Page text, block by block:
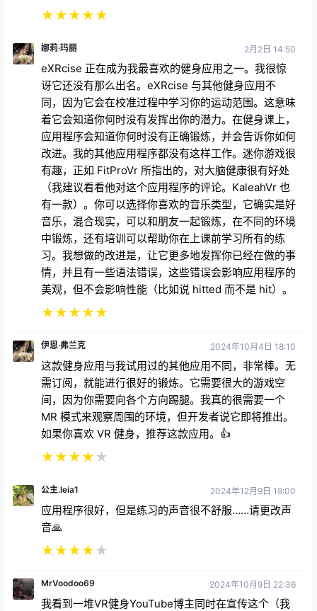
★★★★★
娜莉·玛丽 2月2日 14:50
eXRcise 正在成为我最喜欢的健身应用之一。我很惊
讶它还没有那么出名。eXRcise 与其他健身应用不
同，因为它会在校准过程中学习你的运动范围。这意味
着它会知道你何时没有发挥出你的潜力。在健身课上，
应用程序会知道你何时没有正确锻炼，并会告诉你如何
改进。我的其他应用程序都没有这样工作。迷你游戏很
有趣，正如 FitProVr 所指出的，对大脑健康很有好处
（我建议看看他对这个应用程序的评论。KaleahVr 也
有一款）。你可以选择你喜欢的音乐类型，它确实是好
音乐，混合现实，可以和朋友一起锻炼，在不同的环境
中锻炼，还有培训可以帮助你在上课前学习所有的练
习。我想做的改进是，让它更多地发挥你已经在做的事
情，并且有一些语法错误，这些错误会影响应用程序的
美观，但不会影响性能（比如说 hitted 而不是 hit）。
★★★★★
伊恩·弗兰克 2024年10月4日 18:10
这款健身应用与我试用过的其他应用不同，非常棒。无
需订阅，就能进行很好的锻炼。它需要很大的游戏空
间，因为你需要向各个方向踢腿。我真的很需要一个
MR 模式来观察周围的环境，但开发者说它即将推出。
如果你喜欢 VR 健身，推荐这款应用。👍
★★★★★
公主.leia1 2024年12月9日 19:00
应用程序很好，但是练习的声音很不舒服……请更改声
音🙏
★★★★★
MrVoodoo69 2024年10月9日 22:36
我看到一堆VR健身YouTube博主同时在宣传这个（我